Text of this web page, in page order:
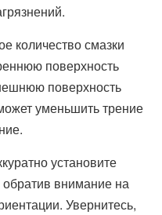
количество смазки
поверхность
поверхность
уменьшить трение
установите
внимание на
Увернитесь,